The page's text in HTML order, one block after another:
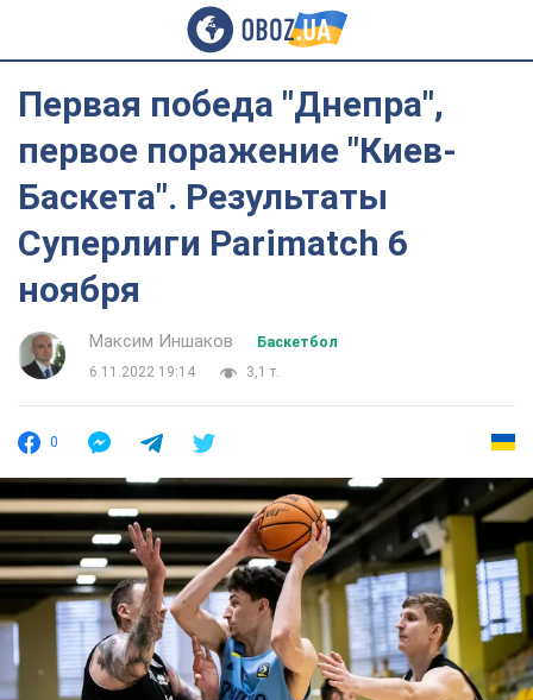
Первая победа "Днепра",
первое поражение "Киев-
Баскета". Результаты
Суперлиги Parimatch 6
ноября
Максим Иншаков
Баскетбол
6.11.2022 19:14
3,1 т.
0